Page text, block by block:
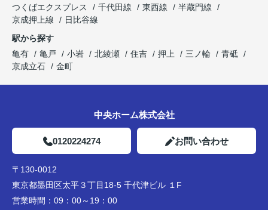
つくばエクスプレス
千代田線 東西線
半蔵門線
京成押上線
日比谷線
駅から探す
亀有
亀戸 小岩 北綾瀬 住吉 押上 三ノ輪
青砥
京成立石
金町
中央ホーム株式会社
0120224274 お問い合わせ
〒130-0012
東京都墨田区太平３丁目18-5 千代津ビル １F
営業時間： 09：00～19：00